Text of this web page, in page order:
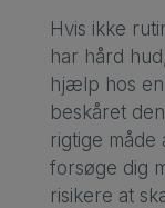
Hvis ikke
har hård
hjælp hos
beskåret
rigtige
forsøge dig
risikere at